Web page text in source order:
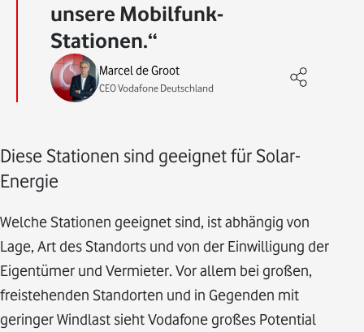
unsere Mobilfunk-
Stationen.
Marcel de Groot
CEO Vodafone Deutschland
Diese Stationen sind geeignet für Solar-
Energie
Welche Stationen geeignet sind, ist abhängig von
Lage, Art des Standorts und von der Einwilligung der
Eigentümer und Vermieter. Vor allem bei großen,
freistehenden Standorten und in Gegenden mit
geringer Windlast sieht Vodafone großes Potential